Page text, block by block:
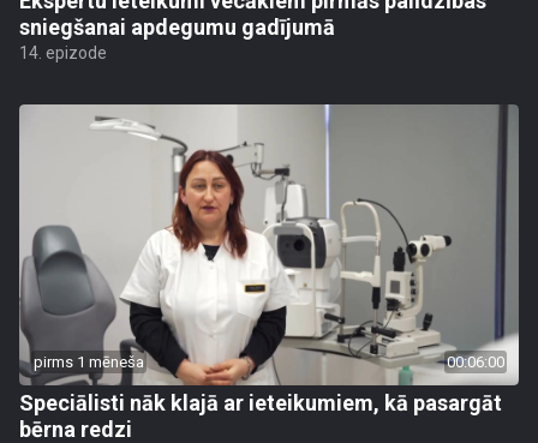
sniegšanai apdegumu gadījumā
14. epizode
pirms 1 mēneša 00:06:00
Speciālisti nāk klajā ar ieteikumiem, kā pasargāt
bērna redzi